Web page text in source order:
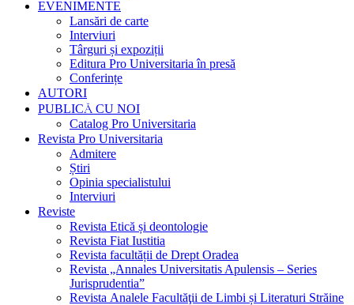
EVENIMENTE
Lansări de carte
Interviuri
Târguri și expoziții
Editura Pro Universitaria în presă
Conferințe
AUTORI
PUBLICĂ CU NOI
Catalog Pro Universitaria
Revista Pro Universitaria
Admitere
Știri
Opinia specialistului
Interviuri
Reviste
Revista Etică și deontologie
Revista Fiat Iustitia
Revista facultății de Drept Oradea
Revista „Annales Universitatis Apulensis – Series
Jurisprudentia”
Revista Analele Facultăţii de Limbi și Literaturi Străine